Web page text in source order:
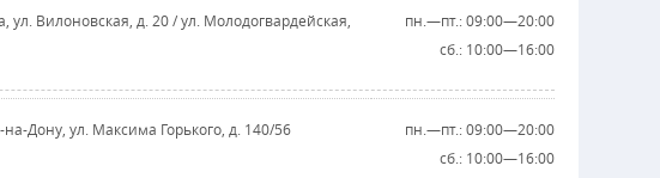
ул. Вилоновская, д. 20 / ул. Молодогвардейская,
пн.—пт.: 09:00—20:00
сб.: 10:00—16:00
на-Дону, ул. Максима Горького, д. 140/56
пн.—пт.: 09:00—20:00
сб.: 10:00—16:00